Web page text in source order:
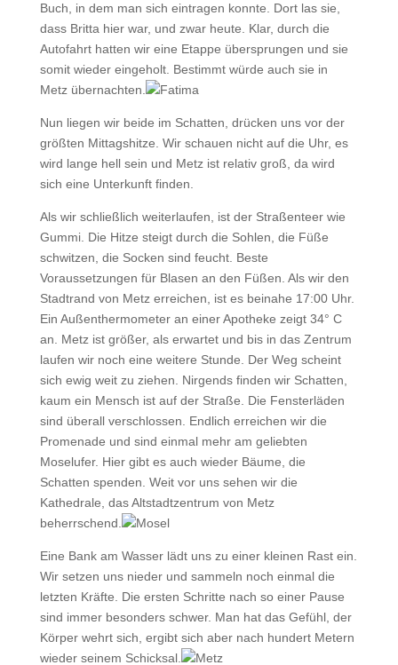
Buch, in dem man sich eintragen konnte. Dort las sie,
dass Britta hier war, und zwar heute. Klar, durch die
Autofahrt hatten wir eine Etappe übersprungen und sie
somit wieder eingeholt. Bestimmt würde auch sie in
Metz übernachten.
Nun liegen wir beide im Schatten, drücken uns vor der
größten Mittagshitze. Wir schauen nicht auf die Uhr, es
wird lange hell sein und Metz ist relativ groß, da wird
sich eine Unterkunft finden.
Als wir schließlich weiterlaufen, ist der Straßenteer wie
Gummi. Die Hitze steigt durch die Sohlen, die Füße
schwitzen, die Socken sind feucht. Beste
Voraussetzungen für Blasen an den Füßen. Als wir den
Stadtrand von Metz erreichen, ist es beinahe 17:00 Uhr.
Ein Außenthermometer an einer Apotheke zeigt 34° C
an. Metz ist größer, als erwartet und bis in das Zentrum
laufen wir noch eine weitere Stunde. Der Weg scheint
sich ewig weit zu ziehen. Nirgends finden wir Schatten,
kaum ein Mensch ist auf der Straße. Die Fensterläden
sind überall verschlossen. Endlich erreichen wir die
Promenade und sind einmal mehr am geliebten
Moselufer. Hier gibt es auch wieder Bäume, die
Schatten spenden. Weit vor uns sehen wir die
Kathedrale, das Altstadtzentrum von Metz
beherrschend.
Eine Bank am Wasser lädt uns zu einer kleinen Rast ein.
Wir setzen uns nieder und sammeln noch einmal die
letzten Kräfte. Die ersten Schritte nach so einer Pause
sind immer besonders schwer. Man hat das Gefühl, der
Körper wehrt sich, ergibt sich aber nach hundert Metern
wieder seinem Schicksal.